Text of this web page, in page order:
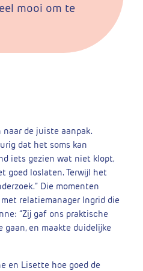
mooi om te
naar de juiste aanpak.
dat het soms kan
iets gezien wat niet klopt,
goed loslaten. Terwijl het
Die momenten
relatiemanager Ingrid die
“Zij gaf ons praktische
gaan, en maakte duidelijke
en Lisette hoe goed de